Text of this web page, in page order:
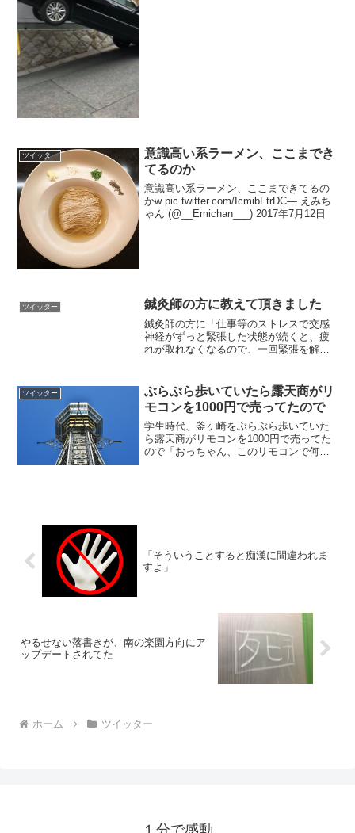
ツイッター
意識高い系ラーメン、ここまでき
てるのか
意識高い系ラーメン、ここまできてるの
かw pic.twitter.com/IcmibFtrDC— えみち
ゃん (@__Emichan___) 2017年7月12日
ツイッター 鍼灸師の方に教えて頂きました
鍼灸師の方に「仕事等のストレスで交感
神経がずっと緊張した状態が続くと、疲
れが取れなくなるので、一回緊張を解す
て、疲れ切るまで思いっきりやるとい
い。その時は疲れ切るけどそ...
ツイッター
ぶらぶら歩いていたら露天商がリ
モコンを1000円で売ってたので
学生時代、釜ヶ崎をぶらぶら歩いていた
ら露天商がリモコンを1000円で売ってた
ので「おっちゃん、このリモコンで何動
「そういうことすると痴漢に間違われま
すよ」
やるせない落書きが、南の楽園方向にア
ップデートされてた
ホーム ツイッター